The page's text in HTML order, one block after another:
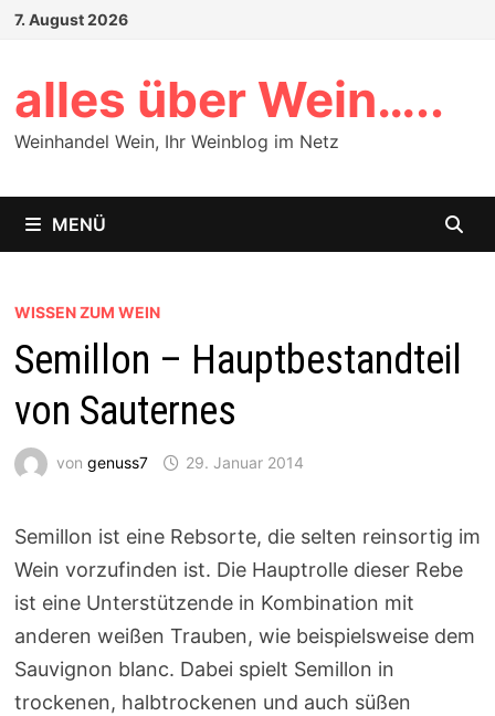
Zum
7. August 2026
alles über Wein…..
Weinhandel Wein, Ihr Weinblog im Netz
MENÜ
WISSEN ZUM WEIN
Semillon – Hauptbestandteil
von Sauternes
von genuss7 29. Januar 2014
Semillon ist eine Rebsorte, die selten reinsortig im
Wein vorzufinden ist. Die Hauptrolle dieser Rebe
ist eine Unterstützende in Kombination mit
anderen weißen Trauben, wie beispielsweise dem
Sauvignon blanc. Dabei spielt Semillon in
trockenen, halbtrockenen und auch süßen